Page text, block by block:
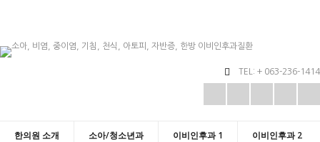
TEL: + 063-236-1414
한의원 소개 소아/청소년과 이비인후과 1 이비인후과 2